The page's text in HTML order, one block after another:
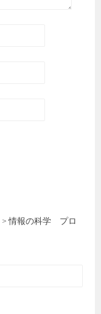
>情報の科学 プロ